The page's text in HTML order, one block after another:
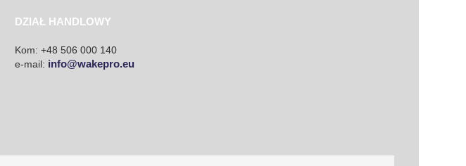
DZIAŁ HANDLOWY
Kom: +48 506 000 140
e-mail: info@wakepro.eu